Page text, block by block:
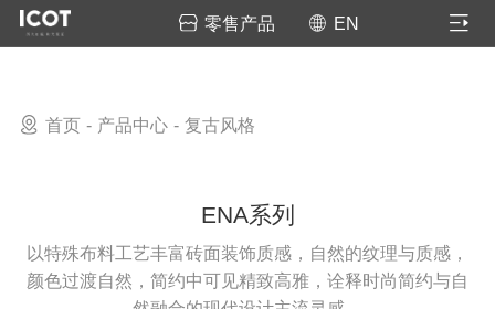
零售产品 EN
首页 产品中心 复古风格
ENA系列
以特殊布料工艺丰富砖面装饰质感，自然的纹理与质感，
颜色过渡自然，简约中可见精致高雅，诠释时尚简约与自